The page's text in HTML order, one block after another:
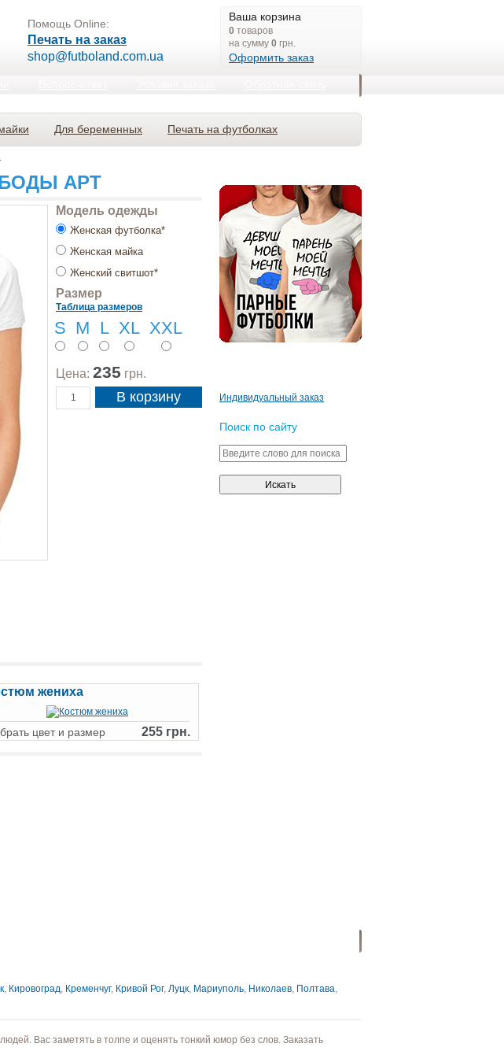
Помощь Online:
Печать на заказ
shop@futboland.com.ua
Ваша корзина
0 товаров
на сумму 0 грн.
Оформить заказ
Для беременных Печать на футболках
АРТ
Модель одежды
Женская футболка*
Женская майка
Женский свитшот*
Размер
Таблица размеров
S M L XL XXL
Цена: 235 грн.
жениха
цвет и размер 255 грн.
Индивидуальный заказ
Поиск по сайту
, Кировоград, Кременчуг, Кривой Рог, Луцк, Мариуполь, Николаев, Полтава,
Вас заметять в толпе и оценять тонкий юмор без слов. Заказать